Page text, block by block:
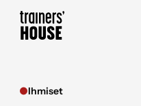
Siirry sisältöön
Trainers' House
Ihmiset